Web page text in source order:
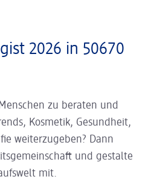
2026 in 50670
zu beraten und
Kosmetik, Gesundheit,
weiterzugeben? Dann
und gestalte
mit.